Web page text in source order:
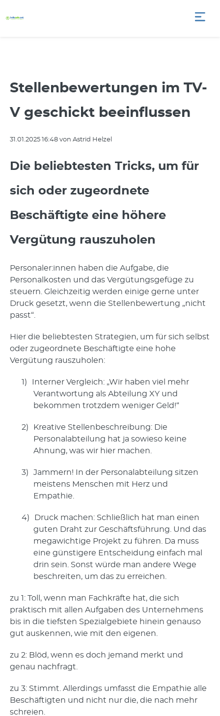
Stellenbewertungen im TV-
V geschickt beeinflussen
31.01.2025 16:48 von Astrid Helzel
Die beliebtesten Tricks, um für
sich oder zugeordnete
Beschäftigte eine höhere
Vergütung rauszuholen
Personaler:innen haben die Aufgabe, die
Personalkosten und das Vergütungsgefüge zu
steuern. Gleichzeitig werden einige gerne unter
Druck gesetzt, wenn die Stellenbewertung „nicht
passt“.
Hier die beliebtesten Strategien, um für sich selbst
oder zugeordnete Beschäftigte eine hohe
Vergütung rauszuholen:
1)
Interner Vergleich: „Wir haben viel mehr
Verantwortung als Abteilung XY und
bekommen trotzdem weniger Geld!“
2)
Kreative Stellenbeschreibung: Die
Personalabteilung hat ja sowieso keine
Ahnung, was wir hier machen.
3)
Jammern! In der Personalabteilung sitzen
meistens Menschen mit Herz und
Empathie.
4)
Druck machen: Schließlich hat man einen
guten Draht zur Geschäftsführung. Und das
megawichtige Projekt zu führen. Da muss
eine günstigere Entscheidung einfach mal
drin sein. Sonst würde man andere Wege
beschreiten, um das zu erreichen.
zu 1: Toll, wenn man Fachkräfte hat, die sich
praktisch mit allen Aufgaben des Unternehmens
bis in die tiefsten Spezialgebiete hinein genauso
gut auskennen, wie mit den eigenen.
zu 2: Blöd, wenn es doch jemand merkt und
genau nachfragt.
zu 3: Stimmt. Allerdings umfasst die Empathie alle
Beschäftigten und nicht nur die, die nach mehr
schreien.